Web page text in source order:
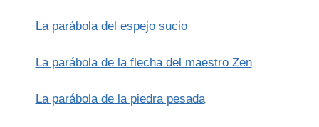
LA
DEL
LA
La parábola del espejo sucio
La parábola de la flecha del maestro Zen
La parábola de la piedra pesada